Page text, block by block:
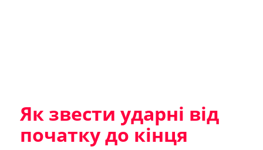
Як звести ударні від
початку до кінця